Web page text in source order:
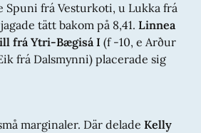
Spuni frá Vesturkoti, u Lukka frá
tätt bakom på 8,41. Linnea
frá Ytri-Bægisá I (f -10, e Arður
frá Dalsmynni) placerade sig
marginaler. Där delade Kelly